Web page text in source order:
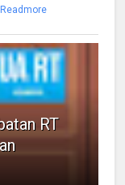
Readmore
RT